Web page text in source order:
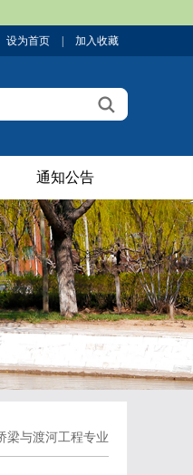
设为首页 加入收藏
通知公告
梁与渡河工程专业